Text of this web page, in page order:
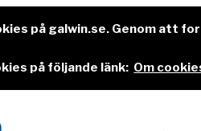
på galwin.se. Genom att
på följande länk: Om